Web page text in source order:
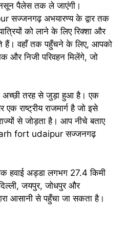
पैलेस तक ले जाएंगी।
सज्जनगढ़ अभयारण्य के द्वार तक
को लाने के लिए रिक्शा और
वहाँ तक पहुँचने के लिए, आपको
और निजी परिवहन मिलेंगे, जो
अच्छी तरह से जुड़ा हुआ है। एक
राष्ट्रीय राजमार्ग है जो इसे
से जोड़ता है। आप नीचे बताए
fort udaipur सज्जनगढ़
हवाई अड्डा लगभग 27.4 किमी
जयपुर, जोधपुर और
आसानी से पहुँचा जा सकता है।